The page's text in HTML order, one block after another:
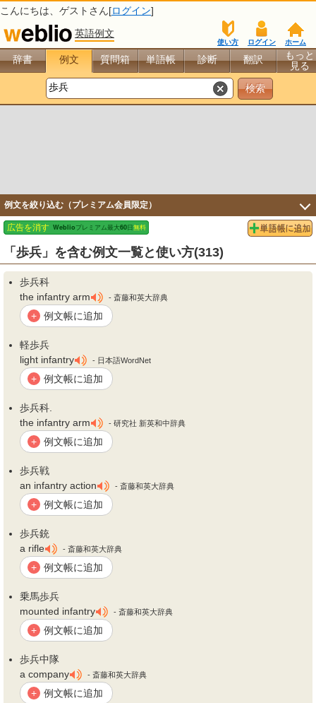
こんにちは、 ゲスト さん[ログイン]
英語例文
ホーム
ログイン
使い方
辞書 例文 質問箱 単語帳 診断 翻訳
もっと
見る
例文を絞り込む（プレミアム会員限定）
「歩兵」を含む例文一覧と使い方(313)
歩兵科
the infantry arm
- 斎藤和英大辞典
+ 例文帳に追加
軽歩兵
light infantry
- 日本語WordNet
+ 例文帳に追加
歩兵科.
the infantry arm
- 研究社 新英和中辞典
+ 例文帳に追加
歩兵戦
an infantry action
- 斎藤和英大辞典
+ 例文帳に追加
歩兵銃
a rifle
- 斎藤和英大辞典
+ 例文帳に追加
乗馬歩兵
mounted infantry
- 斎藤和英大辞典
+ 例文帳に追加
歩兵中隊
a company
- 斎藤和英大辞典
+ 例文帳に追加